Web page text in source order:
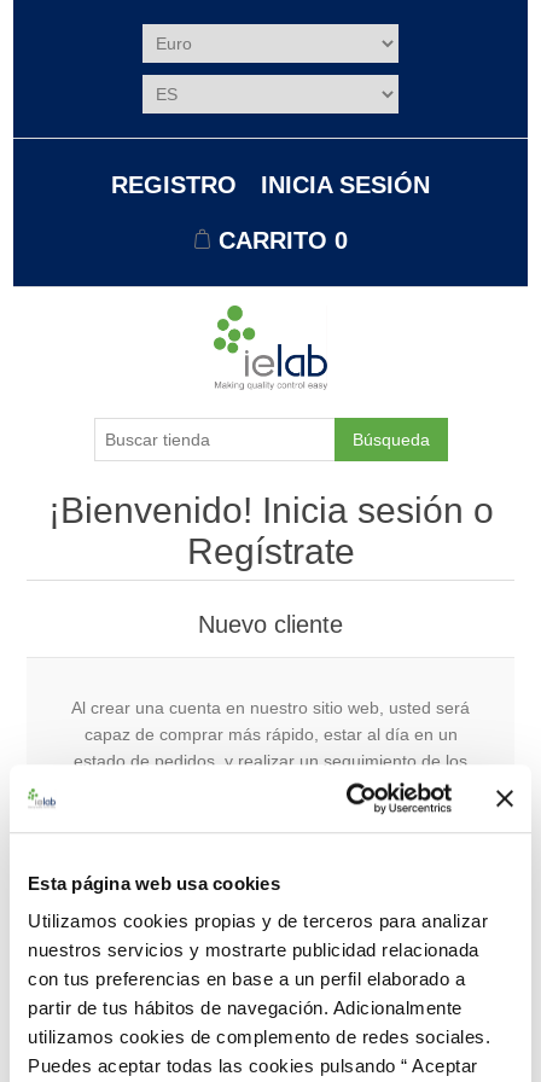
Esta página web usa cookies
Utilizamos cookies propias y de terceros para analizar
nuestros servicios y mostrarte publicidad relacionada
con tus preferencias en base a un perfil elaborado a
partir de tus hábitos de navegación. Adicionalmente
utilizamos cookies de complemento de redes sociales.
Puedes aceptar todas las cookies pulsando “ Aceptar
REGISTRO INICIA SESIÓN
CARRITO 0
Búsqueda
¡Bienvenido! Inicia sesión o
Regístrate
Nuevo cliente
Al crear una cuenta en nuestro sitio web, usted será
capaz de comprar más rápido, estar al día en un
estado de pedidos, y realizar un seguimiento de los
pedidos que ha realizado anteriormente.
Registro
Cliente que regresa
Nombre de usuario: